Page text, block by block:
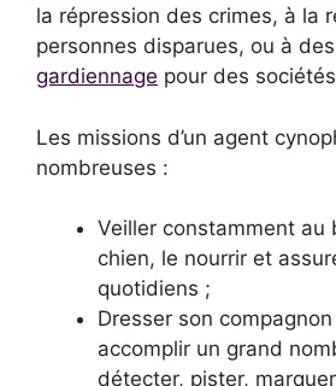
la répression des crimes, à la
personnes disparues, ou à des
gardiennage pour des
Les missions d’un agent
nombreuses :
Veiller constamment au
chien, le nourrir et
quotidiens ;
Dresser son compagnon
accomplir un grand
détecter, pister,